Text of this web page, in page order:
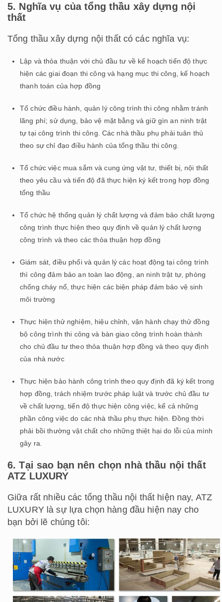
5. Nghĩa vụ của tổng thầu xây dựng nội
thất
Tổng thầu xây dựng nội thất có các nghĩa vụ:
Lập và thỏa thuận với chủ đầu tư về kế hoạch tiến độ thực
hiện các giai đoạn thi công và hạng mục thi công, kế hoạch
thanh toán của hợp đồng
Tổ chức điều hành, quản lý công trình thi công nhằm tránh
lãng phí; sử dụng, bảo vệ mặt bằng và giữ gìn an ninh trật
tự tại công trình thi công. Các nhà thầu phụ phải tuân thủ
theo sự chỉ đạo điều hành của tổng thầu thi công.
Tổ chức việc mua sắm và cung ứng vật tư, thiết bị, nội thất
theo yêu cầu và tiến độ đã thực hiện ký kết trong hợp đồng
tổng thầu
Tổ chức hệ thống quản lý chất lượng và đảm bảo chất lượng
công trình thực hiện theo quy định về quản lý chất lượng
công trình và theo các thỏa thuận hợp đồng
Giám sát, điều phối và quản lý các hoạt động tại công trình
thì công đảm bảo an toàn lao động, an ninh trật tự, phòng
chống cháy nổ, thực hiện các biện pháp đảm bảo vệ sinh
môi trường
Thực hiện thử nghiệm, hiệu chỉnh, vận hành chạy thử đồng
bộ công trình thi công và bàn giao công trình hoàn thành
cho chủ đầu tư theo thỏa thuận hợp đồng và theo quy định
của nhà nước
Thực hiện bảo hành công trình theo quy định đã ký kết trong
hợp đồng, trách nhiệm trước pháp luật và trước chủ đầu tư
về chất lượng, tiến độ thực hiện công việc, kể cả những
phần công việc do các nhà thầu phụ thực hiện. Đồng thời
phải bồi thường vật chất cho những thiệt hại do lỗi của mình
gây ra.
6. Tại sao bạn nên chọn nhà thầu nội thất
ATZ LUXURY
Giữa rất nhiều các tổng thầu nội thất hiện nay, ATZ
LUXURY là sự lựa chọn hàng đầu hiện nay cho
bạn bởi lẽ chúng tôi: